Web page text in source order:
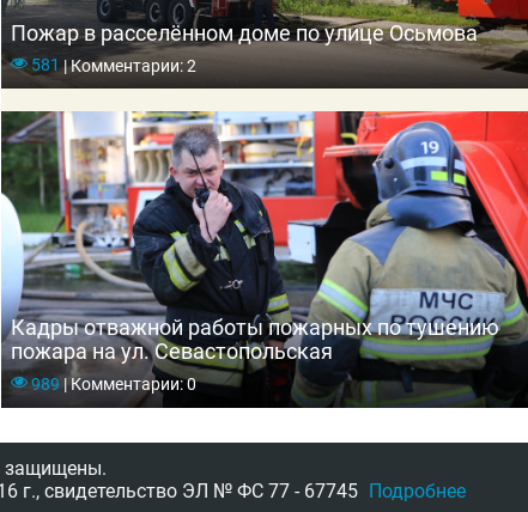
Пожар в расселённом доме по улице Осьмова
581|Комментарии: 2
Кадры отважной работы пожарных по тушению
пожара на ул. Севастопольская
989 |Комментарии: 0
защищены.
г., свидетельство ЭЛ № ФС 77 - 67745 Подробнее